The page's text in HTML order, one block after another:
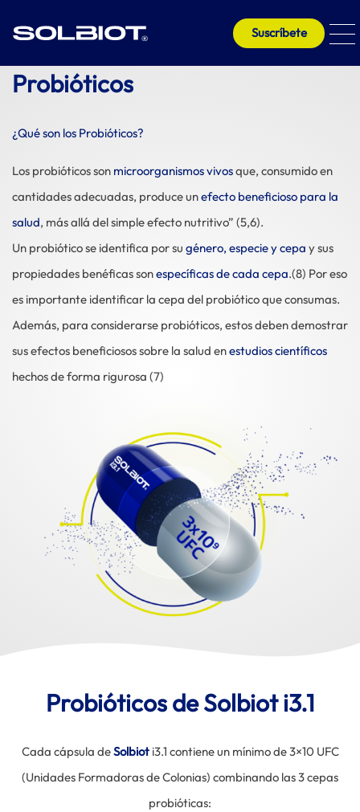
Suscríbete
Probióticos
¿Qué son los Probióticos?
Los probióticos son microorganismos vivosque, consumido en
cantidades adecuadas, produce unefecto beneficioso para la
salud, más allá del simple efecto nutritivo” (5,6).
Un probiótico se identifica por su género, especie y cepa y sus
propiedades benéficas sonespecíficas de cada cepa.(8) Por eso
es importante identificar la cepa del probiótico que consumas.
Además, para considerarse probióticos, estos deben demostrar
sus efectos beneficiosos sobre la salud enestudios científicos
hechos de forma rigurosa (7)
Probióticos de Solbiot i3.1
Cada cápsula deSolbioti3.1 contiene un mínimo de 3×10 UFC
(Unidades Formadoras de Colonias) combinando las 3 cepas
probióticas: